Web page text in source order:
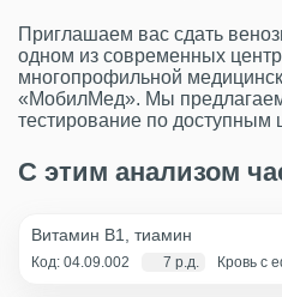
Приглашаем вас сдать
одном из современных
многопрофильной
«МобилМед». Мы
тестирование по доступным
С этим анализом
Витамин В1, тиамин
Код: 04.09.002 7 р.д. Кровь с